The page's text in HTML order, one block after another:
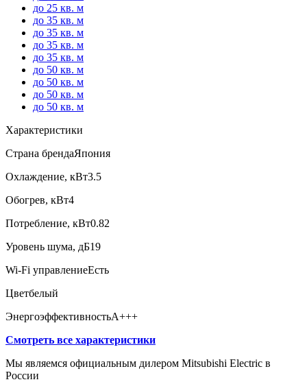
до 25 кв. м
до 35 кв. м
до 35 кв. м
до 35 кв. м
до 35 кв. м
до 50 кв. м
до 50 кв. м
до 50 кв. м
до 50 кв. м
Характеристики
Страна брендаЯпония
Охлаждение, кВт3.5
Обогрев, кВт4
Потребление, кВт0.82
Уровень шума, дБ19
Wi-Fi управлениеЕсть
Цветбелый
ЭнергоэффективностьA+++
Смотреть все характеристики
Мы являемся официальным дилером Mitsubishi Electric в
России